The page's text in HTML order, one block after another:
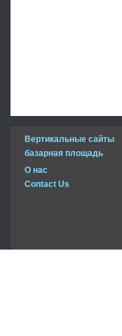
Вертикальные сайты
базарная площадь
О нас
Contact Us